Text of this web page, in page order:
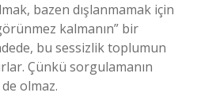
bazen dışlanmamak için
kalmanın” bir
bu sessizlik toplumun
Çünkü sorgulamanın
olmaz.